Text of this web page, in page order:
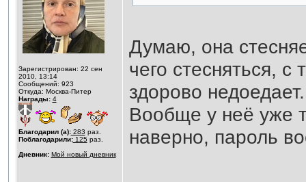
Зарегистрирован: 22 сен
2010, 13:14
Сообщений: 923
Откуда: Москва-Питер
Награды: 4
Благодарил (а):283 раз.
Поблагодарили:125 раз.
Дневник: Мой новый дневник
Думаю, она
чего стесняться, с
здорово недоедает.
Вообще у неё уже
наверно, пароль